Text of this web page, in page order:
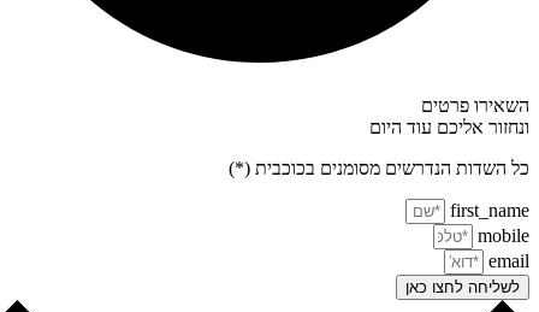
פרטים
אליכם עוד היום
השדות הנדרשים מסומנים בכוכבית (*)
לשליחה לחצו כאן